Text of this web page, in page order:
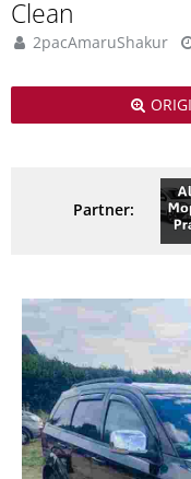
Clean
2pacAmaruShakur
Partner: